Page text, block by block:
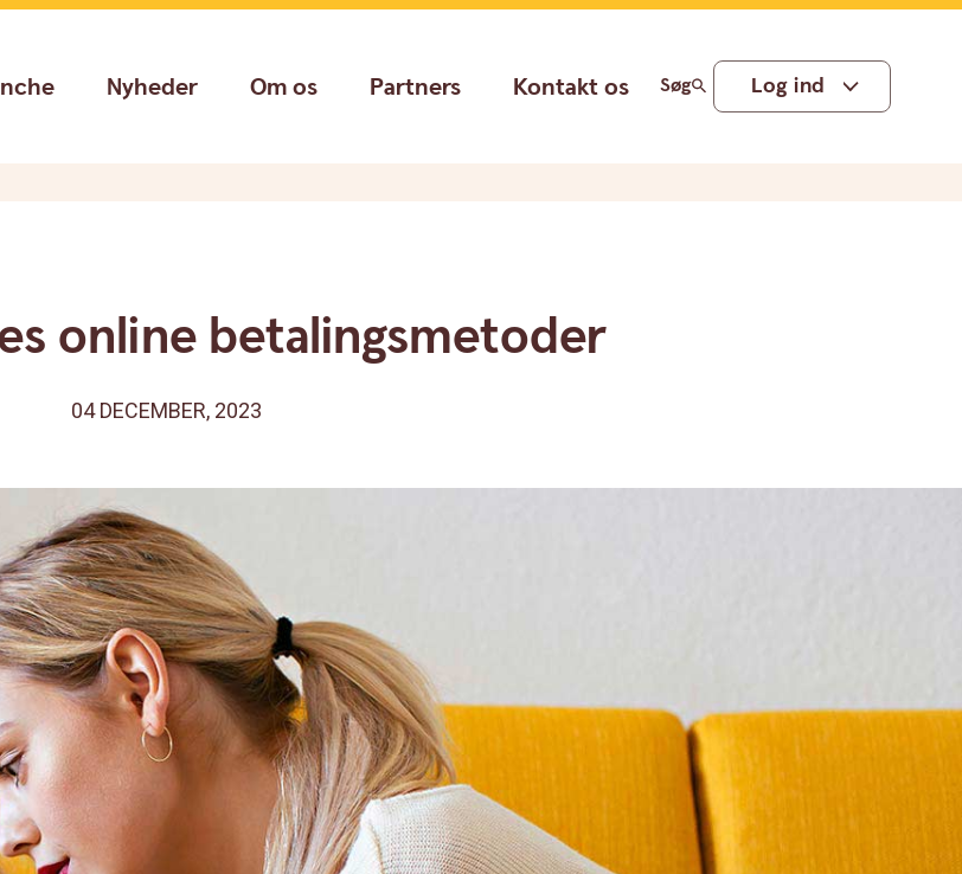
Nyheder Om os Partners Kontakt os Søg Log ind
online betalingsmetoder
04 DECEMBER, 2023